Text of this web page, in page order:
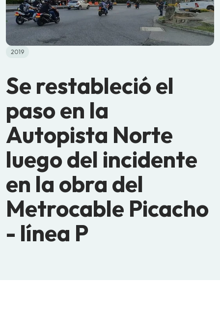
2019
Se restableció el
paso en la
Autopista Norte
luego del incidente
en la obra del
Metrocable Picacho
- línea P